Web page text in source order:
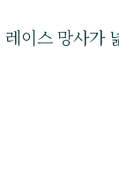
레이스 망사가